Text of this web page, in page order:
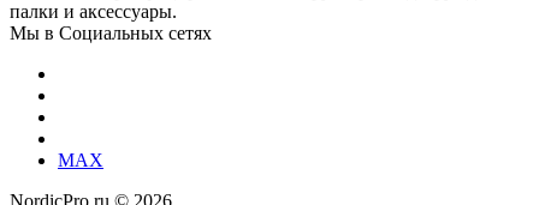
палки и аксессуары.
Мы в Социальных сетях
MAX
NordicPro.ru © 2026